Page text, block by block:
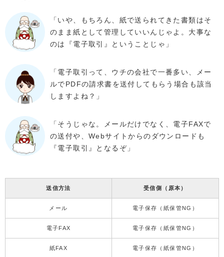
「いや、もちろん、紙で送られてきた書類はそ
のまま紙として管理していいんじゃよ。大事な
のは『電子取引』ということじゃ」
「電子取引って、ウチの会社で一番多い、メー
ルでPDFの請求書を送付してもらう場合も該当
しますよね？」
「そうじゃな。メールだけでなく、電子FAXで
の送付や、Webサイトからのダウンロードも
『電子取引』となるぞ」
送信方法 受信側（原本）
メール 電子保存（紙保管NG）
電子FAX 電子保存（紙保管NG）
紙FAX 電子保存（紙保管NG）